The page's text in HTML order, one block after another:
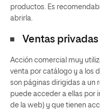
productos. Es
abrirla.
Ventas privadas
Acción comercial muy
venta por catálogo y a los
son páginas dirigidas a un
puede acceder a ellas por
de la web) y que tienen